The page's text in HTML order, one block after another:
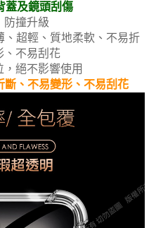
蓋及鏡頭刮傷
撞升級
超輕、質地柔軟、不易折
、不易刮花
絕不影響使用
、不易變形、不易刮花